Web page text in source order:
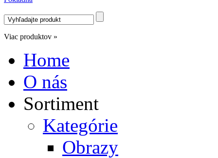
Viac produktov »
Home
O nás
Sortiment
Kategórie
Obrazy